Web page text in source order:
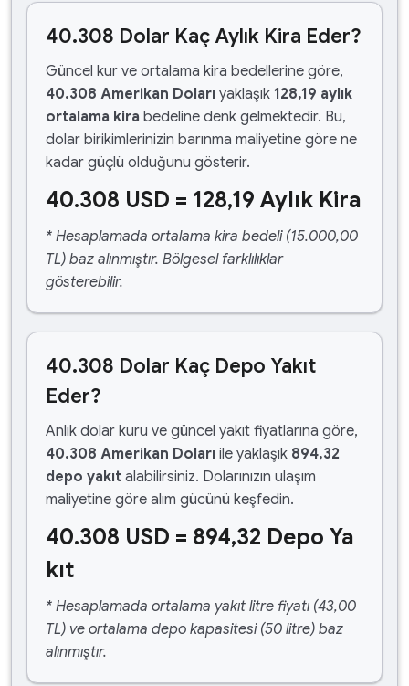
40.308 Dolar Kaç Aylık Kira Eder?
Güncel kur ve ortalama kira bedellerine göre,
40.308 Amerikan Doları yaklaşık 128,19 aylık
ortalama kira bedeline denk gelmektedir. Bu,
dolar birikimlerinizin barınma maliyetine göre ne
kadar güçlü olduğunu gösterir.
40.308 USD = 128,19 Aylık Kira
* Hesaplamada ortalama kira bedeli (15.000,00
TL) baz alınmıştır. Bölgesel farklılıklar
gösterebilir.
40.308 Dolar Kaç Depo Yakıt
Eder?
Anlık dolar kuru ve güncel yakıt fiyatlarına göre,
40.308 Amerikan Doları ile yaklaşık 894,32
depo yakıt alabilirsiniz. Dolarınızın ulaşım
maliyetine göre alım gücünü keşfedin.
40.308 USD = 894,32 Depo Ya
kıt
* Hesaplamada ortalama yakıt litre fiyatı (43,00
TL) ve ortalama depo kapasitesi (50 litre) baz
alınmıştır.